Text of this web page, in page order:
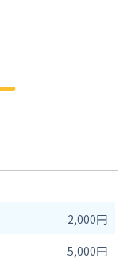
2,000円
5,000円